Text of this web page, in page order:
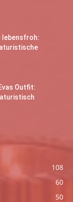
lebensfroh:
Outfit:
108
60
50